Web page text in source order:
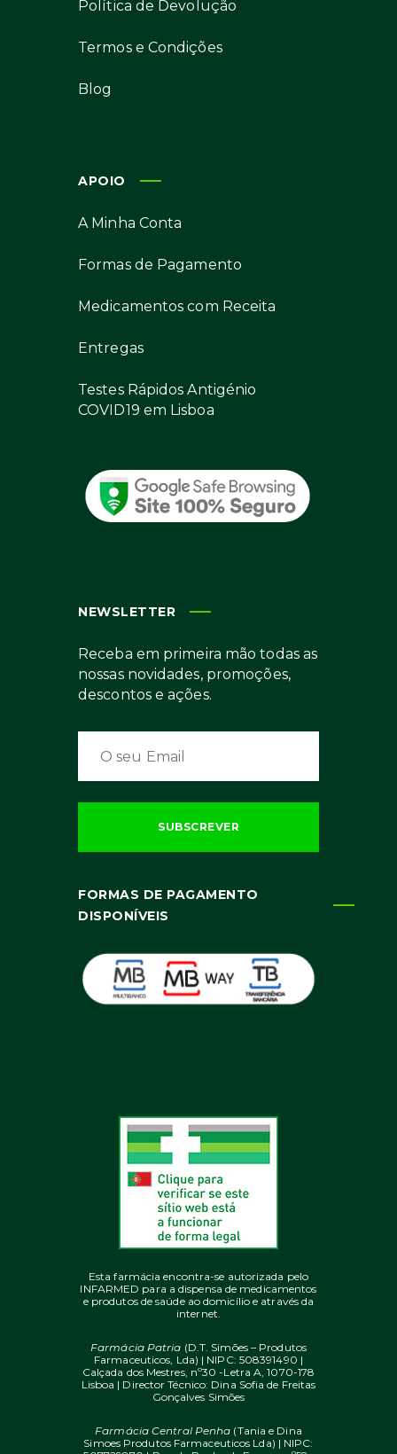
Política de Devolução
Termos e Condições
Blog
APOIO
A Minha Conta
Formas de Pagamento
Medicamentos com Receita
Entregas
Testes Rápidos Antigénio
COVID19 em Lisboa
NEWSLETTER
Receba em primeira mão todas as
nossas novidades, promoções,
descontos e ações.
FORMAS DE PAGAMENTO
DISPONÍVEIS
Esta farmácia encontra-se autorizada pelo
INFARMED para a dispensa de medicamentos
e produtos de saúde ao domicílio e através da
internet.
Farmácia Patria (D.T. Simões – Produtos
Farmaceuticos, Lda) | NIPC: 508391490 |
Calçada dos Mestres, nº30 -Letra A, 1070-178
Lisboa | Director Técnico: Dina Sofia de Freitas
Gonçalves Simões
Farmácia Central Penha (Tania e Dina
Simoes Produtos Farmaceuticos Lda) | NIPC: